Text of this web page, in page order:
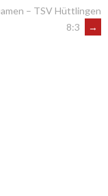
– TSV Hüttlingen
8:3
→